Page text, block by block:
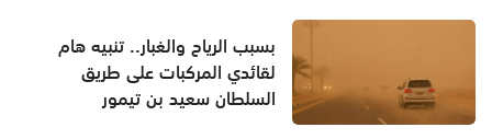
بسبب الرياح والغبار.. تنبيه هام
لقائدي المركبات على طريق
السلطان سعيد بن تيمور